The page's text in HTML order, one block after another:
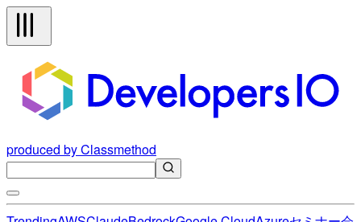
produced by Classmethod